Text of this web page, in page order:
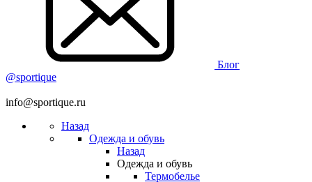
Блог
@sportique
info@sportique.ru
Назад
Одежда и обувь
Назад
Одежда и обувь
Термобелье